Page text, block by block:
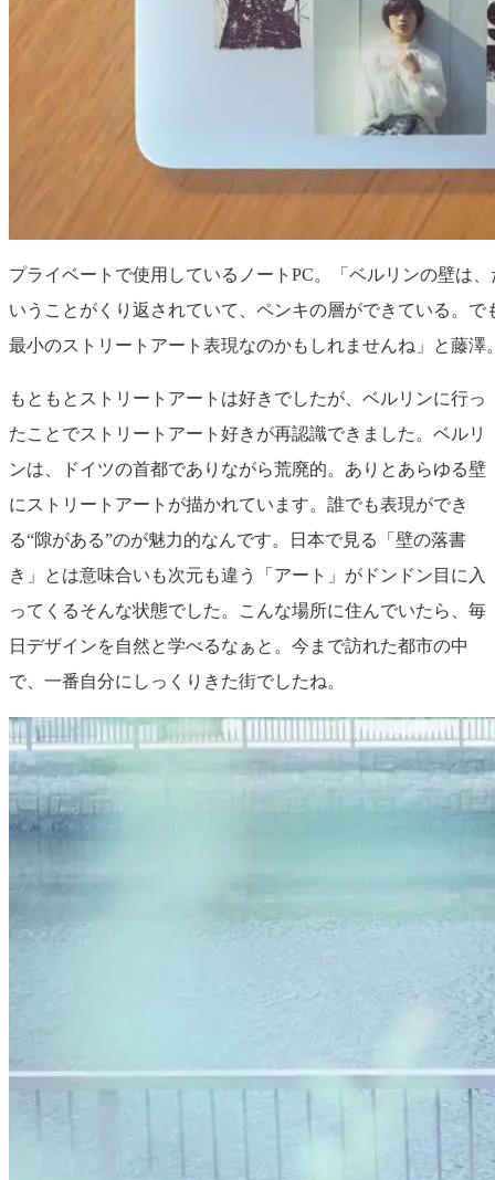
プライベートで使用しているノートPC。「ベルリンの壁
いうことがくり返されていて、ペンキの層ができている。
最小のストリートアート表現なのかもしれませんね」と藤澤
もともとストリートアートは好きでしたが、ベルリンに行っ
たことでストリートアート好きが再認識できました。ベルリ
ンは、ドイツの首都でありながら荒廃的。ありとあらゆる壁
にストリートアートが描かれています。誰でも表現ができ
る“隙がある”のが魅力的なんです。日本で見る「壁の落書
き」とは意味合いも次元も違う「アート」がドンドン目に入
ってくるそんな状態でした。こんな場所に住んでいたら、毎
日デザインを自然と学べるなぁと。今まで訪れた都市の中
で、一番自分にしっくりきた街でしたね。